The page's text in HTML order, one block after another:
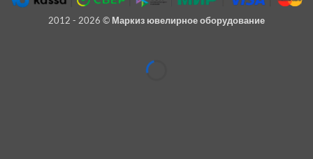
2012 - 2026 © Маркиз ювелирное оборудование